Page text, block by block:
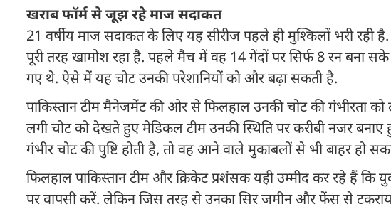
खराब फॉर्म से जूझ रहे माज सदाकत
21 वर्षीय माज सदाकत के लिए यह सीरीज पहले ही मुश्किलों भरी
पूरी तरह खामोश रहा है. पहले मैच में वह 14 गेंदों पर सिर्फ 8 रन बना
गए थे. ऐसे में यह चोट उनकी परेशानियों को और बढ़ा सकती है.
पाकिस्तान टीम मैनेजमेंट की ओर से फिलहाल उनकी चोट की गंभीरता
लगी चोट को देखते हुए मेडिकल टीम उनकी स्थिति पर करीबी नजर
गंभीर चोट की पुष्टि होती है, तो वह आने वाले मुकाबलों से भी बाहर हो
फिलहाल पाकिस्तान टीम और क्रिकेट प्रशंसक यही उम्मीद कर रहे हैं कि
पर वापसी करें. लेकिन जिस तरह से उनका सिर जमीन और फेंस से